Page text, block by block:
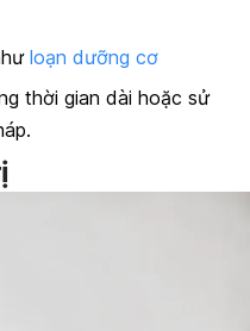
loạn dưỡng cơ
thời gian dài hoặc sử